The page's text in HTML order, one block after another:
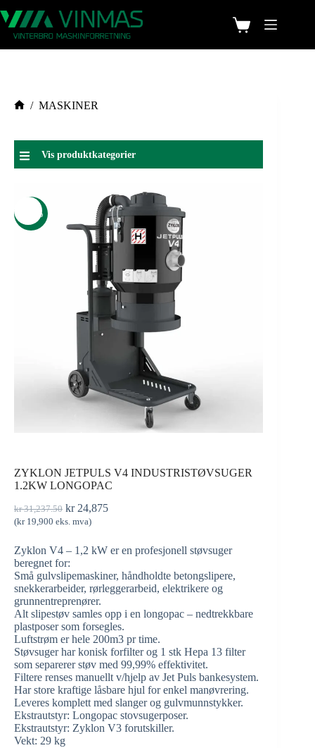
/ MASKINER
Vis produktkategorier
-20%
ZYKLON JETPULS V4 INDUSTRISTØVSUGER
1.2KW LONGOPAC
kr31,237.50 kr24,875
(kr19,900 eks. mva)
Zyklon V4 – 1,2 kW er en profesjonell støvsuger
beregnet for:
Små gulvslipemaskiner, håndholdte betongslipere,
snekkerarbeider, rørleggerarbeid, elektrikere og
grunnentreprenører.
Alt slipestøv samles opp i en longopac – nedtrekkbare
plastposer som forsegles.
Luftstrøm er hele 200m3 pr time.
Støvsuger har konisk forfilter og 1 stk Hepa 13 filter
som separerer støv med 99,99% effektivitet.
Filtere renses manuellt v/hjelp av Jet Puls bankesystem.
Har store kraftige låsbare hjul for enkel manøvrering.
Leveres komplett med slanger og gulvmunnstykker.
Ekstrautstyr: Longopac stovsugerposer.
Ekstrautstyr: Zyklon V3 forutskiller.
Vekt: 29 kg